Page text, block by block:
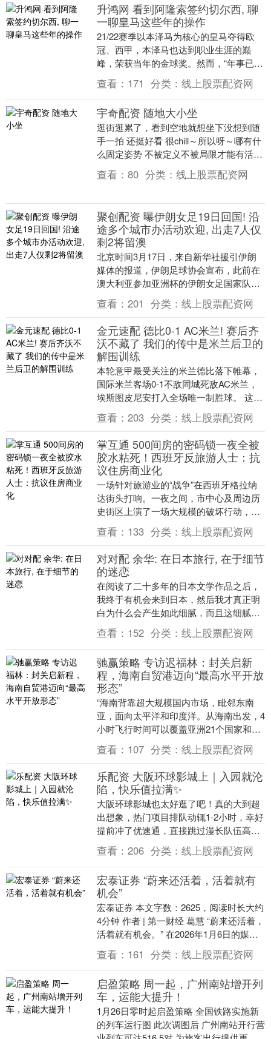
升鸿网 看到阿隆索签约切尔西, 聊
一聊皇马这些年的操作
21/22赛季以本泽马为核心的皇马夺得欧
冠、西甲，本泽马也达到职业生涯的巅
峰，荣获当年的金球奖。然而，“年事已
高”的霸王龙22/23赛季状态下滑严重，皇
马急需更....
查看： 171 分类： 线上股票配资网
宇奇配资 随地大小坐
逛街逛累了，看到空地就想坐下没想到随
手一拍 还挺好看 很chill～所以呀～哪有什
么固定姿势 不被定义不被局限才能有活人
感～....
查看： 80 分类： 线上股票配资网
聚创配资 曝伊朗女足19日回国! 沿
途多个城市办活动欢迎, 出走7人仅
剩2将留澳
北京时间3月17日，来自新华社援引伊朗
媒体的报道，伊朗足球协会宣布，此前在
澳大利亚参加亚洲杯的伊朗女足国家队，
将辗转马来西亚和土耳其后返回伊朗，并
计划于19日下....
查看： 201 分类： 线上股票配资网
金元速配 德比0-1 AC米兰! 赛后齐
沃不藏了 我们的传中是米兰后卫的
解围训练
本轮意甲最受关注的米兰德比落下帷幕，
国际米兰客场0-1不敌同城死敌AC米兰，
埃斯图皮尼安打入全场唯一制胜球。 这场
失利终结了国米此前在意甲保持的15轮不
败纪录，....
查看： 203 分类： 线上股票配资网
掌互通 500间房的密码锁一夜全被
胶水粘死！西班牙反旅游人士：抗
议住房商业化
一场针对旅游业的“战争”在西班牙格拉纳
达街头打响。一夜之间，市中心及周边历
史街区上演了一场大规模的破坏行动，约
500个房间的自助入住密码锁陷入瘫痪。
这些密码锁....
查看： 133 分类： 线上股票配资网
对对配 余华: 在日本旅行, 在于细节
的迷恋
在阅读了二十多年的日本文学作品之后，
我终于有机会来到日本，然后我才真正明
白为什么会产生如此细腻，而且这细腻又
是如此丰富的日本文学，因为对细节的迷
恋正是日本民族的....
查看： 152 分类： 线上股票配资网
驰赢策略 专访迟福林：封关启新
程，海南自贸港迈向“最高水平开放
形态”
“海南背靠超大规模国内市场，毗邻东南
亚，面向太平洋和印度洋。从海南出发，4
小时飞行时间可以覆盖亚洲21个国家和地
区、约47%的全球人口、全世界约30%的
GDP。....
查看： 107 分类： 线上股票配资网
乐配资 大阪环球影城上｜入园就沦
陷，快乐值拉满✨
大阪环球影城也太好逛了吧！真的大到超
出想象，热门项目排队动辄1-2小时，幸好
提前冲了优速通，直接跳过漫长队伍高效
刷遍核心区，快乐值全程拉满～首冲小黄
人区，满眼明....
查看： 206 分类： 线上股票配资网
宏泰证券 “蔚来还活着，活着就有
机会”
宏泰证券 本文字数：2625，阅读时长大约
4分钟 作者 | 第一财经 葛慧 “蔚来还活着，
活着就有机会。” 在2026年1月6日的媒体
沟通会上，蔚来创始人、董事....
查看： 161 分类： 线上股票配资网
启盈策略 周一起，广州南站增开列
车，运能大提升！
1月26日零时起启盈策略 全国铁路实施新
的列车运行图 此次调图后 广州南站开行营